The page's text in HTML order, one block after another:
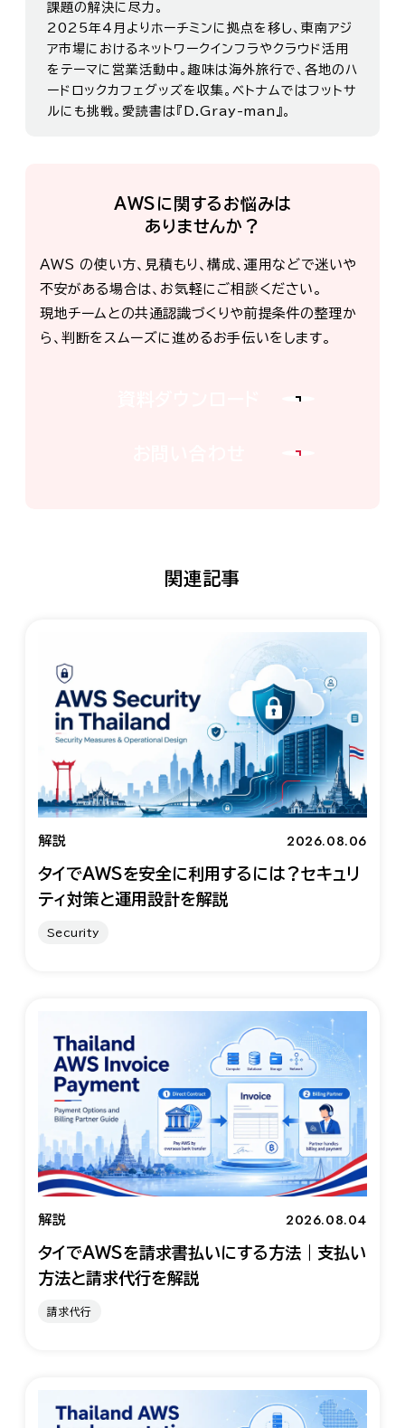
課題の解決に尽力。
2025年4月よりホーチミンに拠点を移し、東南アジ
ア市場におけるネットワークインフラやクラウド活用
をテーマに営業活動中。趣味は海外旅行で、各地のハ
ードロックカフェグッズを収集。ベトナムではフットサ
ルにも挑戦。愛読書は『D.Gray-man』。
AWSに関するお悩みは
ありませんか？
AWS の使い方、見積もり、構成、運用などで迷いや
不安がある場合は、お気軽にご相談ください。
現地チームとの共通認識づくりや前提条件の整理か
ら、判断をスムーズに進めるお手伝いをします。
関連記事
解説 2026.08.06
タイでAWSを安全に利用するには？セキュリ
ティ対策と運用設計を解説
Security
解説 2026.08.04
タイでAWSを請求書払いにする方法｜支払い
方法と請求代行を解説
請求代行